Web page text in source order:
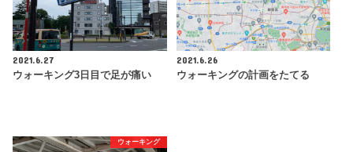
2021.6.27
ウォーキング3日目で足が痛い
2021.6.26
ウォーキングの計画をたてる
ウォーキング